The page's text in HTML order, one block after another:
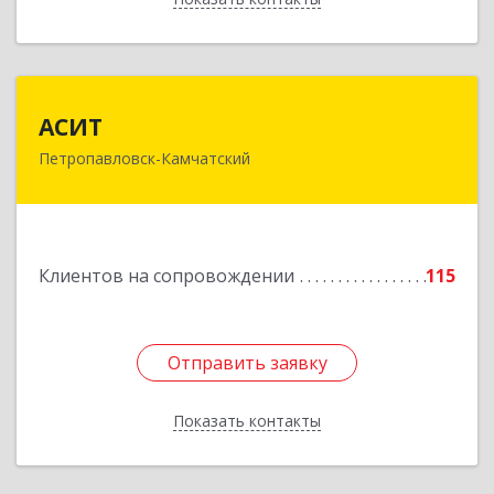
АСИТ
Петропавловск-Камчатский
Клиентов на сопровождении 115
Отправить заявку
Показать контакты
683031, Камчатский край, Петропавловск-
Подробнее
Отправить заявку
Назад